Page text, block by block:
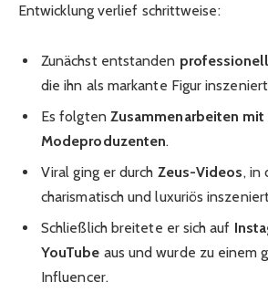
Entwicklung verlief schrittweise:
Zunächst entstanden
die ihn als markante Figur
Es folgten Zusammenarbeiten
Modeproduzenten.
Viral ging er durch Zeus-Videos, in
charismatisch und luxuriös
Schließlich breitete er sich auf
YouTube aus und wurde zu einem
Influencer.